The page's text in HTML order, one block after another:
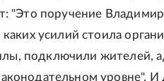
"Это поручение
усилий стоила
подключили жителей,
уровне". И